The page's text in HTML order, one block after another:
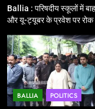
13
Ballia : परिषदीय स्कूलों में
और यू-ट्यूबर के प्रवेश पर रोक
BALLIA POLITICS